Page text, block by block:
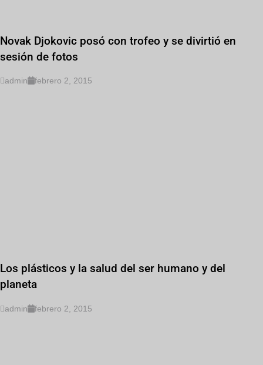
Novak Djokovic posó con trofeo y se divirtió en
sesión de fotos
admin febrero 2, 2015
Los plásticos y la salud del ser humano y del
planeta
admin febrero 2, 2015